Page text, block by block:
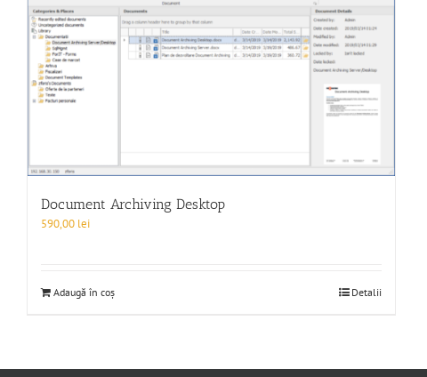
Document Archiving Desktop
590,00 lei
Adaugă în coș Detalii